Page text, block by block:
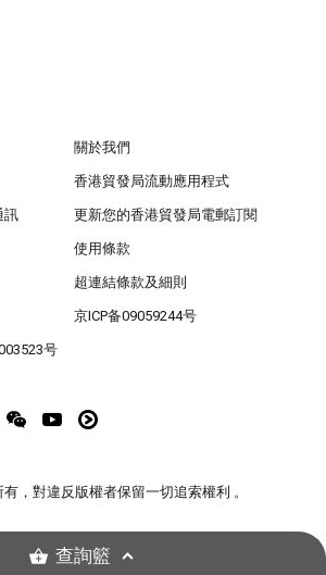
關於我們
香港貿發局流動應用程式
訊 更新您的香港貿發局電郵訂閱
使用條款
超連結條款及細則
京ICP备09059244号
号
，對違反版權者保留一切追索權利 。
查詢籃